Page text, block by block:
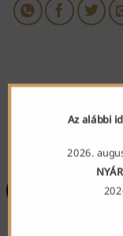
KAPCSOLÓDÓ
Az alábbi
2026.